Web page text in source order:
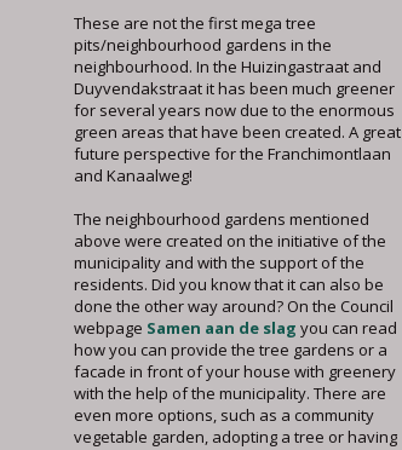
These are not the first mega tree
pits/neighbourhood gardens in the
neighbourhood. In the Huizingastraat and
Duyvendakstraat it has been much greener
for several years now due to the enormous
green areas that have been created. A great
future perspective for the Franchimontlaan
and Kanaalweg!
The neighbourhood gardens mentioned
above were created on the initiative of the
municipality and with the support of the
residents. Did you know that it can also be
done the other way around? On the Council
webpage Samen aan de slag you can read
how you can provide the tree gardens or a
facade in front of your house with greenery
with the help of the municipality. There are
even more options, such as a community
vegetable garden, adopting a tree or having